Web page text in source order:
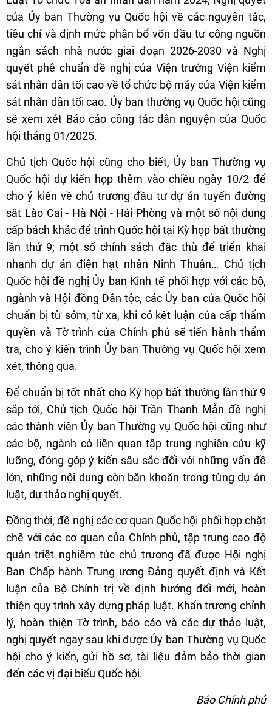
của Ủy ban Thường vụ Quốc hội về các nguyên tắc,
tiêu chí và định mức phân bổ vốn đầu tư công nguồn
ngân sách nhà nước giai đoạn 2026-2030 và Nghị
quyết phê chuẩn đề nghị của Viện trưởng Viện kiểm
sát nhân dân tối cao về tổ chức bộ máy của Viện kiểm
sát nhân dân tối cao. Ủy ban thường vụ Quốc hội cũng
sẽ xem xét Báo cáo công tác dân nguyện của Quốc
hội tháng 01/2025.
Chủ tịch Quốc hội cũng cho biết, Ủy ban Thường vụ
Quốc hội dự kiến họp thêm vào chiều ngày 10/2 để
cho ý kiến về chủ trương đầu tư dự án tuyến đường
sắt Lào Cai - Hà Nội - Hải Phòng và một số nội dung
cấp bách khác để trình Quốc hội tại Kỳ họp bất thường
lần thứ 9; một số chính sách đặc thù để triển khai
nhanh dự án điện hạt nhân Ninh Thuận… Chủ tịch
Quốc hội đề nghị Ủy ban Kinh tế phối hợp với các bộ,
ngành và Hội đồng Dân tộc, các Ủy ban của Quốc hội
chuẩn bị từ sớm, từ xa, khi có kết luận của cấp thẩm
quyền và Tờ trình của Chính phủ sẽ tiến hành thẩm
tra, cho ý kiến trình Ủy ban Thường vụ Quốc hội xem
xét, thông qua.
Để chuẩn bị tốt nhất cho Kỳ họp bất thường lần thứ 9
sắp tới, Chủ tịch Quốc hội Trần Thanh Mẫn đề nghị
các thành viên Ủy ban Thường vụ Quốc hội cũng như
các bộ, ngành có liên quan tập trung nghiên cứu kỹ
lưỡng, đóng góp ý kiến sâu sắc đối với những vấn đề
lớn, những nội dung còn băn khoăn trong từng dự án
luật, dự thảo nghị quyết.
Đồng thời, đề nghị các cơ quan Quốc hội phối hợp chặt
chẽ với các cơ quan của Chính phủ, tập trung cao độ
quán triệt nghiêm túc chủ trương đã được Hội nghị
Ban Chấp hành Trung ương Đảng quyết định và Kết
luận của Bộ Chính trị về định hướng đổi mới, hoàn
thiện quy trình xây dựng pháp luật. Khẩn trương chỉnh
lý, hoàn thiện Tờ trình, báo cáo và các dự thảo luật,
nghị quyết ngay sau khi được Ủy ban Thường vụ Quốc
hội cho ý kiến, gửi hồ sơ, tài liệu đảm bảo thời gian
đến các vị đại biểu Quốc hội.
Báo Chính phủ